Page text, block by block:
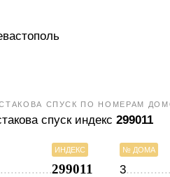
СПУСК ПО НОМЕРАМ
спуск индекс 299011
ИНДЕКС
299011
№ ДОМА
3